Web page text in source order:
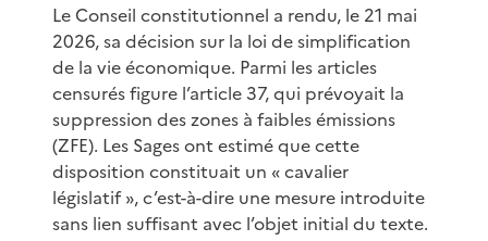
Le Conseil constitutionnel a rendu, le 21 mai
2026, sa décision sur la loi de simplification
de la vie économique. Parmi les articles
censurés figure l’article 37, qui prévoyait la
suppression des zones à faibles émissions
(ZFE). Les Sages ont estimé que cette
disposition constituait un « cavalier
législatif », c’est-à-dire une mesure introduite
sans lien suffisant avec l’objet initial du texte.